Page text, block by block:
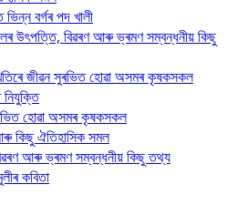
বৰ্গৰ পদ খালী
উৎপত্তি, বিৱৰণ আৰু ভ্ৰমণ সম্বন্ধনীয় কিছু
জীৱন সুৰভিত হোৱা অসমৰ কৃষকসকল
হোৱা অসমৰ কৃষকসকল
কিছু ঐতিহাসিক সমল
আৰু ভ্ৰমণ সম্বন্ধনীয় কিছু তথ্য
কবিতা